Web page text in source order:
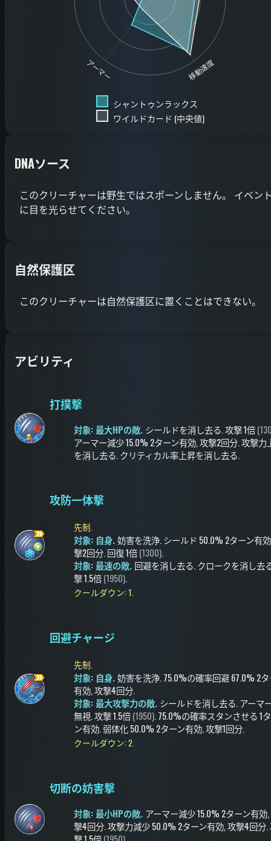
移動速度
アーマー
シャントゥンラックス
ワイルドカード (中央値)
DNAソース
このクリーチャーは野生ではスポーンしません。 イベン
に目を光らせてください。
自然保護区
このクリーチャーは自然保護区に置くことはできない。
アビリティ
打撲撃
対象: 最大HPの敵. シールドを消し去る.攻撃1倍
アーマー減少15.0% 2ターン有効, 攻撃2回分.攻撃力
を消し去る.クリティカル率上昇を消し去る.
攻防一体撃
先制.
対象: 自身.妨害を洗浄.シールド 50.0% 2ターン有効
撃2回分.回復1倍(1300).
対象: 最速の敵. 回避を消し去る.クロークを消し去
撃1.5倍(1950).
クールダウン: 1.
回避チャージ
先制.
対象: 自身.妨害を洗浄.75.0%の確率回避67.0% 2
有効, 攻撃4回分.
対象: 最大攻撃力の敵. シールドを消し去る.アーマ
無視.攻撃1.5倍(1950).75.0%の確率スタンさせる1
ン有効.弱体化50.0% 2ターン有効, 攻撃1回分.
クールダウン: 2.
切断の妨害撃
対象: 最小HPの敵. アーマー減少15.0% 2ターン有効
撃4回分.攻撃力減少50.0% 2ターン有効, 攻撃4回分.